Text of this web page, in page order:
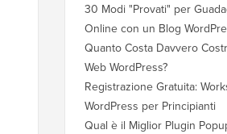
30 Modi "Provati" per
Online con un Blog
Quanto Costa Davvero
Web WordPress?
Registrazione Gratuita:
WordPress per Principianti
Qual è il Miglior Plugin